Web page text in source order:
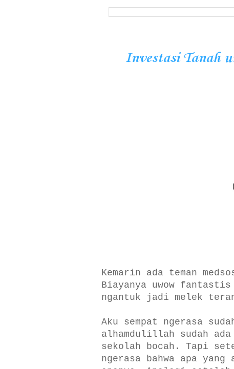
Investasi Tanah
Kemarin ada teman
Biayanya uwow
ngantuk jadi melek
Aku sempat ngerasa
alhamdulillah sudah
sekolah bocah. Tapi
ngerasa bahwa apa